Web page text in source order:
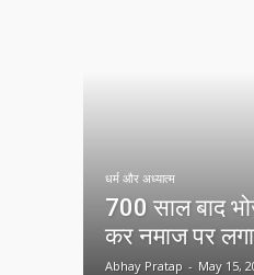
धर्म और अध्यात्म
700 साल बाद
कर नमाज पर
Abhay Pratap - May 15,